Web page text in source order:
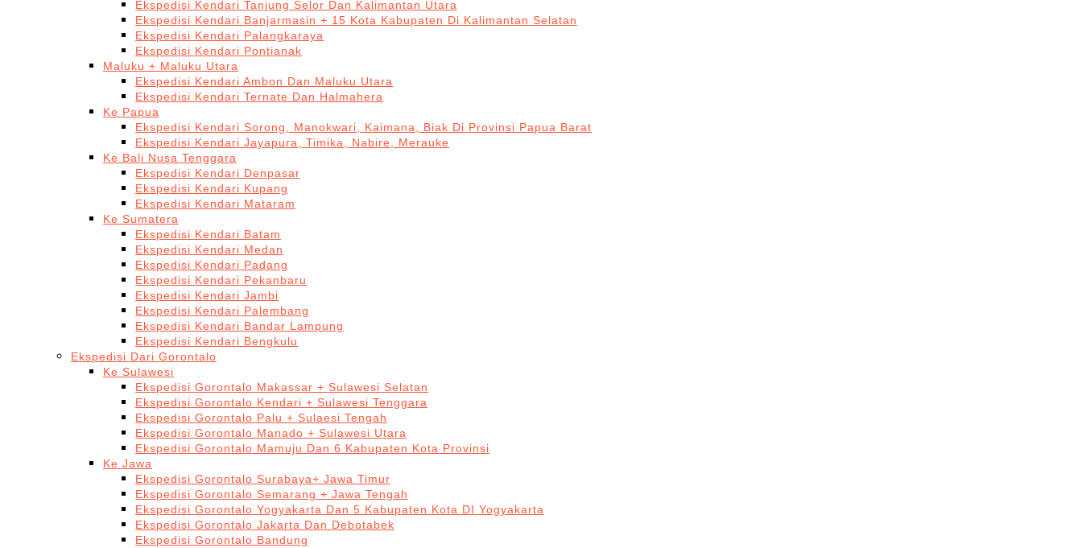
Ekspedisi Kendari Tanjung Selor Dan Kalimantan Utara
Ekspedisi Kendari Banjarmasin + 15 Kota Kabupaten Di Kalimantan Selatan
Ekspedisi Kendari Palangkaraya
Ekspedisi Kendari Pontianak
Maluku + Maluku Utara
Ekspedisi Kendari Ambon Dan Maluku Utara
Ekspedisi Kendari Ternate Dan Halmahera
Ke Papua
Ekspedisi Kendari Sorong, Manokwari, Kaimana, Biak Di Provinsi Papua Barat
Ekspedisi Kendari Jayapura, Timika, Nabire, Merauke
Ke Bali Nusa Tenggara
Ekspedisi Kendari Denpasar
Ekspedisi Kendari Kupang
Ekspedisi Kendari Mataram
Ke Sumatera
Ekspedisi Kendari Batam
Ekspedisi Kendari Medan
Ekspedisi Kendari Padang
Ekspedisi Kendari Pekanbaru
Ekspedisi Kendari Jambi
Ekspedisi Kendari Palembang
Ekspedisi Kendari Bandar Lampung
Ekspedisi Kendari Bengkulu
Ekspedisi Dari Gorontalo
Ke Sulawesi
Ekspedisi Gorontalo Makassar + Sulawesi Selatan
Ekspedisi Gorontalo Kendari + Sulawesi Tenggara
Ekspedisi Gorontalo Palu + Sulaesi Tengah
Ekspedisi Gorontalo Manado + Sulawesi Utara
Ekspedisi Gorontalo Mamuju Dan 6 Kabupaten Kota Provinsi
Ke Jawa
Ekspedisi Gorontalo Surabaya+ Jawa Timur
Ekspedisi Gorontalo Semarang + Jawa Tengah
Ekspedisi Gorontalo Yogyakarta Dan 5 Kabupaten Kota DI Yogyakarta
Ekspedisi Gorontalo Jakarta Dan Debotabek
Ekspedisi Gorontalo Bandung